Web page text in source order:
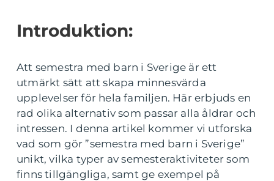
Introduktion:
Att semestra med barn i Sverige är ett
utmärkt sätt att skapa minnesvärda
upplevelser för hela familjen. Här erbjuds en
rad olika alternativ som passar alla åldrar och
intressen. I denna artikel kommer vi utforska
vad som gör ”semestra med barn i Sverige”
unikt, vilka typer av semesteraktiviteter som
finns tillgängliga, samt ge exempel på